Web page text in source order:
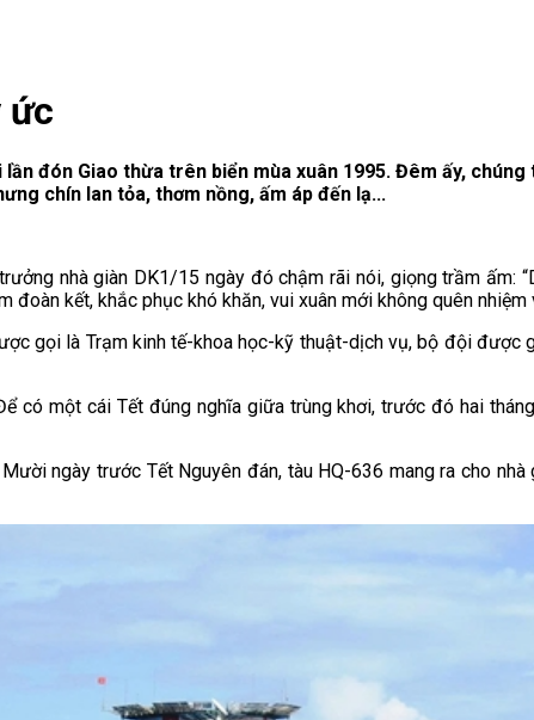
ức
đón Giao thừa trên biển mùa xuân 1995. Đêm ấy,
chín lan tỏa, thơm nồng, ấm áp đến lạ...
nhà giàn DK1/15 ngày đó chậm rãi nói, giọng trầm ấm:
kết, khắc phục khó khăn, vui xuân mới không quên nhiệm
gọi là Trạm kinh tế-khoa học-kỹ thuật-dịch vụ, bộ đội được
có một cái Tết đúng nghĩa giữa trùng khơi, trước đó hai
ngày trước Tết Nguyên đán, tàu HQ-636 mang ra cho